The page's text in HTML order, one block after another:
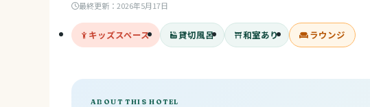
最終更新： 2026年5月17日
キッズスペース 貸切風呂 和室あり ラウンジ
ABOUT THIS HOTEL